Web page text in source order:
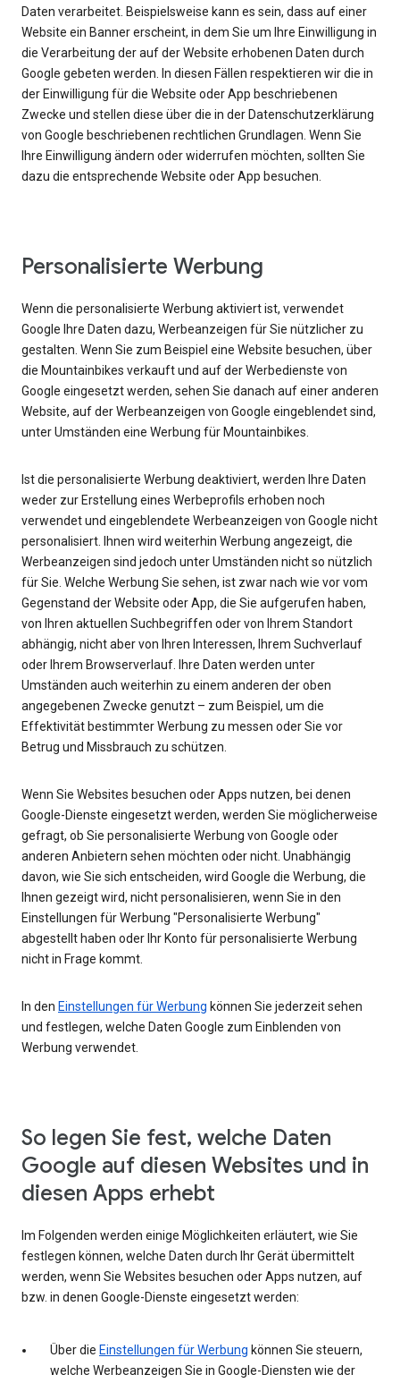
Daten verarbeitet. Beispielsweise kann es sein, dass auf einer
Website ein Banner erscheint, in dem Sie um Ihre Einwilligung in
die Verarbeitung der auf der Website erhobenen Daten durch
Google gebeten werden. In diesen Fällen respektieren wir die in
der Einwilligung für die Website oder App beschriebenen
Zwecke und stellen diese über die in der Datenschutzerklärung
von Google beschriebenen rechtlichen Grundlagen. Wenn Sie
Ihre Einwilligung ändern oder widerrufen möchten, sollten Sie
dazu die entsprechende Website oder App besuchen.
Personalisierte Werbung
Wenn die personalisierte Werbung aktiviert ist, verwendet
Google Ihre Daten dazu, Werbeanzeigen für Sie nützlicher zu
gestalten. Wenn Sie zum Beispiel eine Website besuchen, über
die Mountainbikes verkauft und auf der Werbedienste von
Google eingesetzt werden, sehen Sie danach auf einer anderen
Website, auf der Werbeanzeigen von Google eingeblendet sind,
unter Umständen eine Werbung für Mountainbikes.
Ist die personalisierte Werbung deaktiviert, werden Ihre Daten
weder zur Erstellung eines Werbeprofils erhoben noch
verwendet und eingeblendete Werbeanzeigen von Google nicht
personalisiert. Ihnen wird weiterhin Werbung angezeigt, die
Werbeanzeigen sind jedoch unter Umständen nicht so nützlich
für Sie. Welche Werbung Sie sehen, ist zwar nach wie vor vom
Gegenstand der Website oder App, die Sie aufgerufen haben,
von Ihren aktuellen Suchbegriffen oder von Ihrem Standort
abhängig, nicht aber von Ihren Interessen, Ihrem Suchverlauf
oder Ihrem Browserverlauf. Ihre Daten werden unter
Umständen auch weiterhin zu einem anderen der oben
angegebenen Zwecke genutzt – zum Beispiel, um die
Effektivität bestimmter Werbung zu messen oder Sie vor
Betrug und Missbrauch zu schützen.
Wenn Sie Websites besuchen oder Apps nutzen, bei denen
Google-Dienste eingesetzt werden, werden Sie möglicherweise
gefragt, ob Sie personalisierte Werbung von Google oder
anderen Anbietern sehen möchten oder nicht. Unabhängig
davon, wie Sie sich entscheiden, wird Google die Werbung, die
Ihnen gezeigt wird, nicht personalisieren, wenn Sie in den
Einstellungen für Werbung "Personalisierte Werbung"
abgestellt haben oder Ihr Konto für personalisierte Werbung
nicht in Frage kommt.
In den Einstellungen für Werbung können Sie jederzeit sehen
und festlegen, welche Daten Google zum Einblenden von
Werbung verwendet.
So legen Sie fest, welche Daten
Google auf diesen Websites und in
diesen Apps erhebt
Im Folgenden werden einige Möglichkeiten erläutert, wie Sie
festlegen können, welche Daten durch Ihr Gerät übermittelt
werden, wenn Sie Websites besuchen oder Apps nutzen, auf
bzw. in denen Google-Dienste eingesetzt werden:
Über die Einstellungen für Werbung können Sie steuern,
welche Werbeanzeigen Sie in Google-Diensten wie der